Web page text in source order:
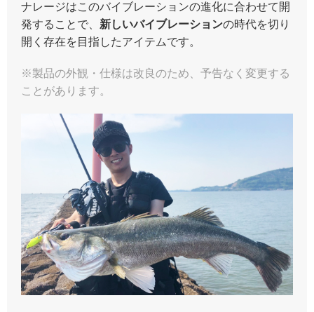
ナレージはこのバイブレーションの進化に合わせて開
発することで、 新しいバイブレーションの時代を切り
開く存在を目指したアイテムです。
※製品の外観・仕様は改良のため、予告なく変更する
ことがあります。